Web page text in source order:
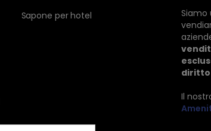
Sapone per hotel
Siamo
diritto
Il